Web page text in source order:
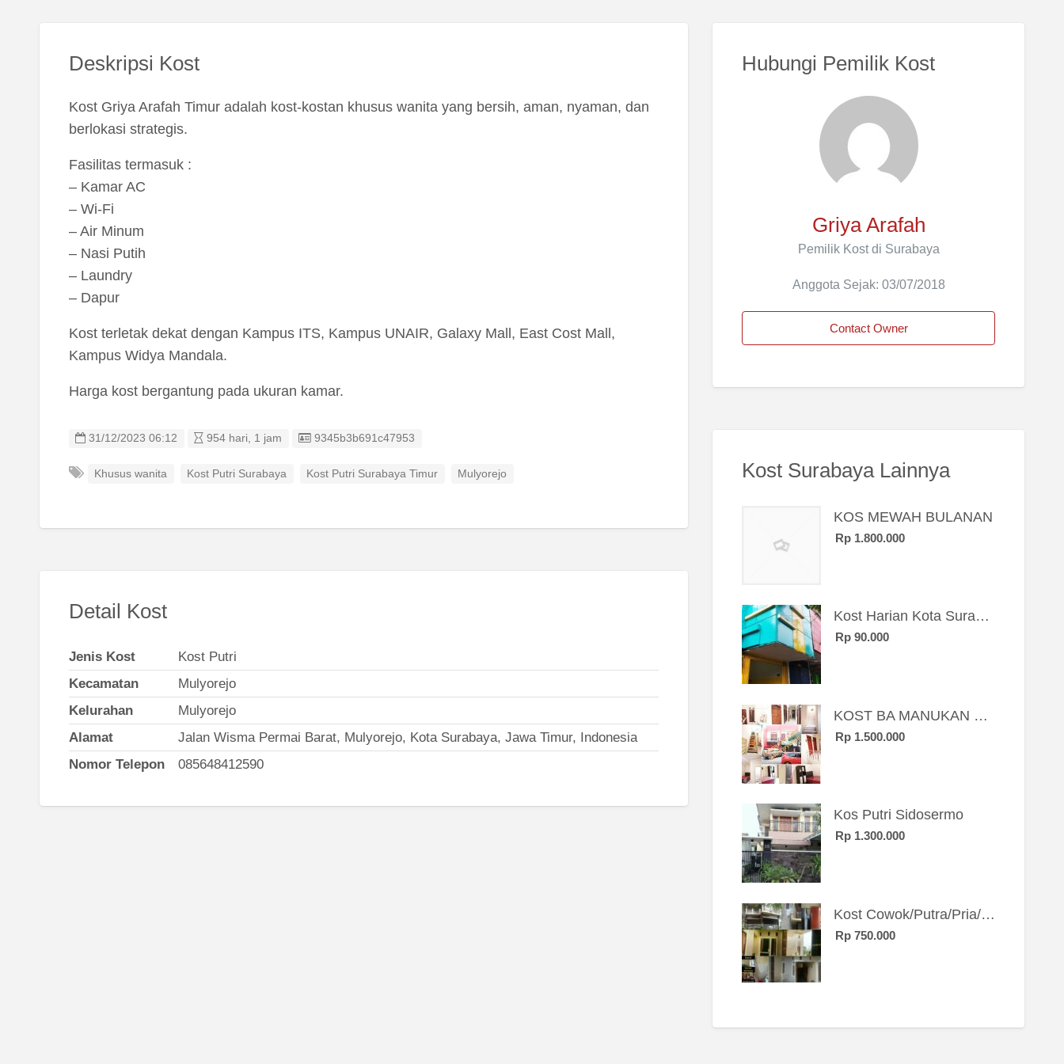
Deskripsi Kost
Kost Griya Arafah Timur adalah kost-kostan khusus wanita yang bersih, aman, nyaman, dan
berlokasi strategis.
Fasilitas termasuk :
– Kamar AC
– Wi-Fi
– Air Minum
– Nasi Putih
– Laundry
– Dapur
Kost terletak dekat dengan Kampus ITS, Kampus UNAIR, Galaxy Mall, East Cost Mall,
Kampus Widya Mandala.
Harga kost bergantung pada ukuran kamar.
31/12/2023 06:12 954 hari, 1 jam Listing ID
9345b3b691c47953
Khusus wanita Kost Putri Surabaya Kost Putri Surabaya Timur Mulyorejo
Detail Kost
Jenis Kost
Kost Putri
Kecamatan
Mulyorejo
Kelurahan
Mulyorejo
Alamat
Jalan Wisma Permai Barat, Mulyorejo, Kota Surabaya, Jawa Timur, Indonesia
Nomor Telepon
085648412590
Hubungi Pemilik Kost
Griya Arafah
Pemilik Kost di Surabaya
Anggota Sejak: 03/07/2018
Contact Owner
Kost Surabaya Lainnya
KOS MEWAH BULANAN
Rp 1.800.000
Kost Harian Kota Surabaya “Sierra Kost”
Rp 90.000
KOST BA MANUKAN SBY BRT
Rp 1.500.000
Kos Putri Sidosermo
Rp 1.300.000
Kost Cowok/Putra/Pria/Mahasiswa/Karyawan SIngle eksklusif bangunan baru
Rp 750.000